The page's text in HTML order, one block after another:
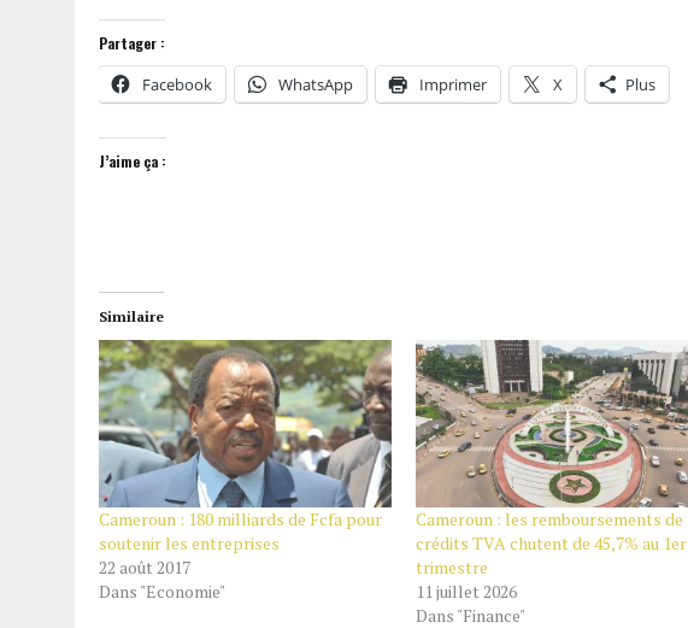
Partager :
Facebook WhatsApp Imprimer X Plus
J’aime ça :
Similaire
Cameroun : 180 milliards de Fcfa pour
soutenir les entreprises
22 août 2017
Dans "Economie"
Cameroun : les remboursements de
crédits TVA chutent de 45,7% au 1er
trimestre
11 juillet 2026
Dans "Finance"